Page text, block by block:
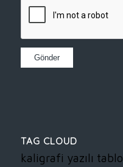
TAG CLOUD
kaligrafi yazılı tablo